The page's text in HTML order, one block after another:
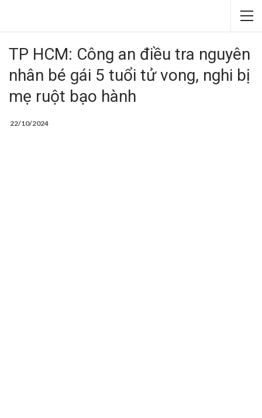
TP HCM: Công an điều tra nguyên
nhân bé gái 5 tuổi tử vong, nghi bị
mẹ ruột bạo hành
22/10/2024